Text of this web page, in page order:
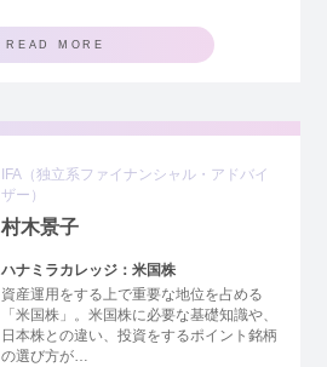
READ MORE
IFA（独立系ファイナンシャル・アドバイ
ザー）
村木景子
ハナミラカレッジ：米国株
資産運用をする上で重要な地位を占める
「米国株」。米国株に必要な基礎知識や、
日本株との違い、投資をするポイント銘柄
の選び方が…